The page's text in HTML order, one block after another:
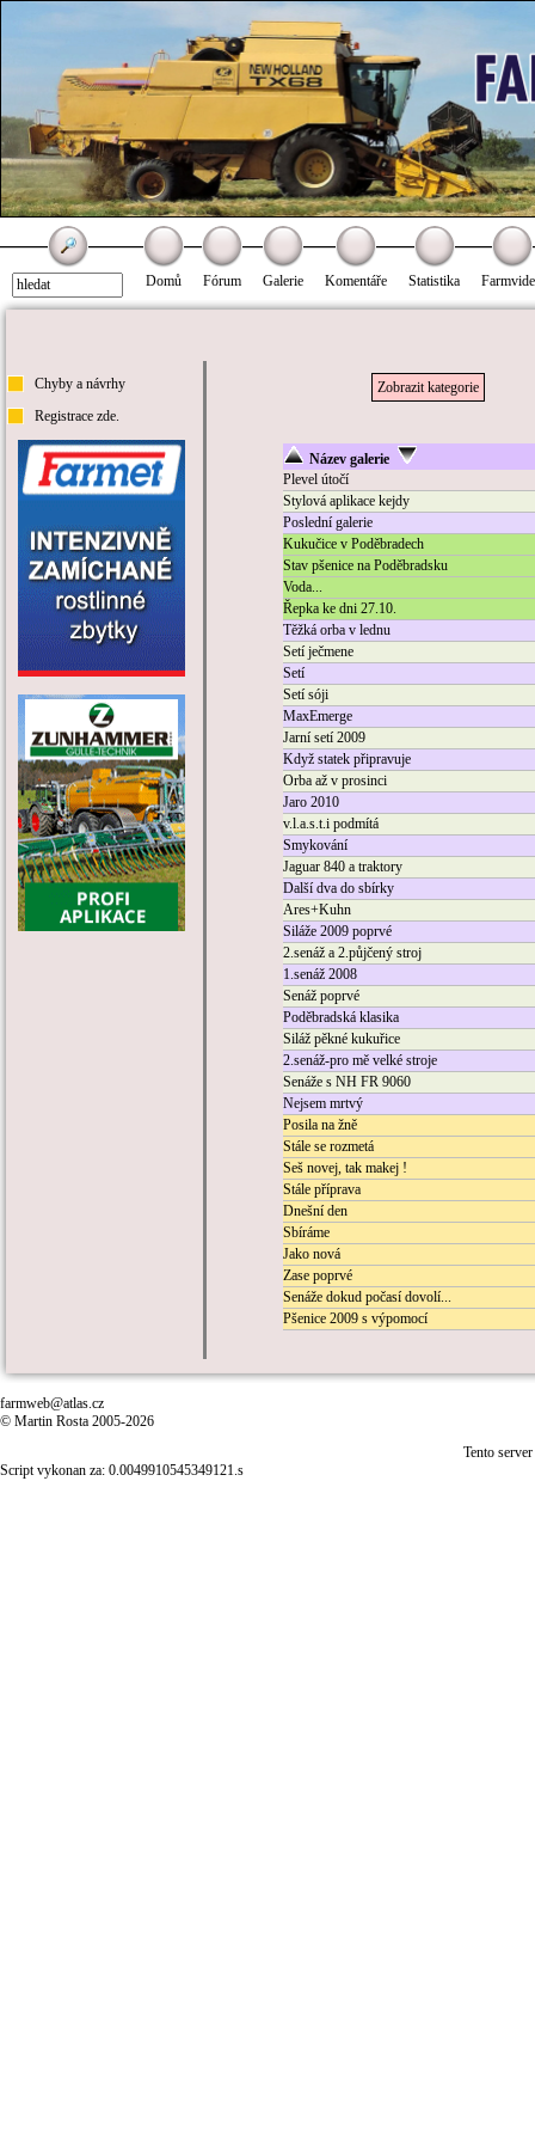
Domů Fórum Galerie Komentáře Statistika
Chyby a návrhy
Registrace zde.
Zobrazit kategorie
Název galerie
Plevel útočí
Stylová aplikace kejdy
Poslední galerie
Kukučice v Poděbradech
Stav pšenice na Poděbradsku
Voda...
Řepka ke dni 27.10.
Těžká orba v lednu
Setí ječmene
Setí
Setí sóji
MaxEmerge
Jarní setí 2009
Když statek připravuje
Orba až v prosinci
Jaro 2010
v.l.a.s.t.i podmítá
Smykování
Jaguar 840 a traktory
Další dva do sbírky
Ares+Kuhn
Siláže 2009 poprvé
2.senáž a 2.půjčený stroj
1.senáž 2008
Senáž poprvé
Poděbradská klasika
Siláž pěkné kukuřice
2.senáž-pro mě velké stroje
Senáže s NH FR 9060
Nejsem mrtvý
Posila na žně
Stále se rozmetá
Seš novej, tak makej !
Stále příprava
Dnešní den
Sbíráme
Jako nová
Zase poprvé
Senáže dokud počasí dovolí...
Pšenice 2009 s výpomocí
farmweb@atlas.cz
© Martin Rosta 2005-2026
Tento
Script vykonan za: 0.0049910545349121.s